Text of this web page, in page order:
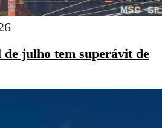
julho tem superávit de